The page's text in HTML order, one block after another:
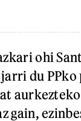
ohi
du
gain,